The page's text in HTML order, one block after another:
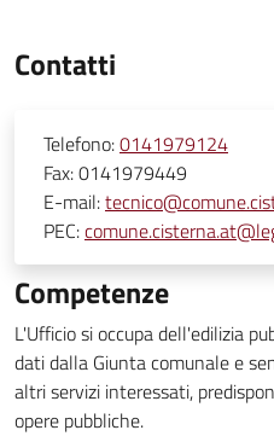
Contatti
Telefono:0141979124
Fax:0141979449
E-mail:
PEC:
Competenze
L'Ufficio si occupa dell'edilizia
dati dalla Giunta comunale e
altri servizi interessati,
opere pubbliche.